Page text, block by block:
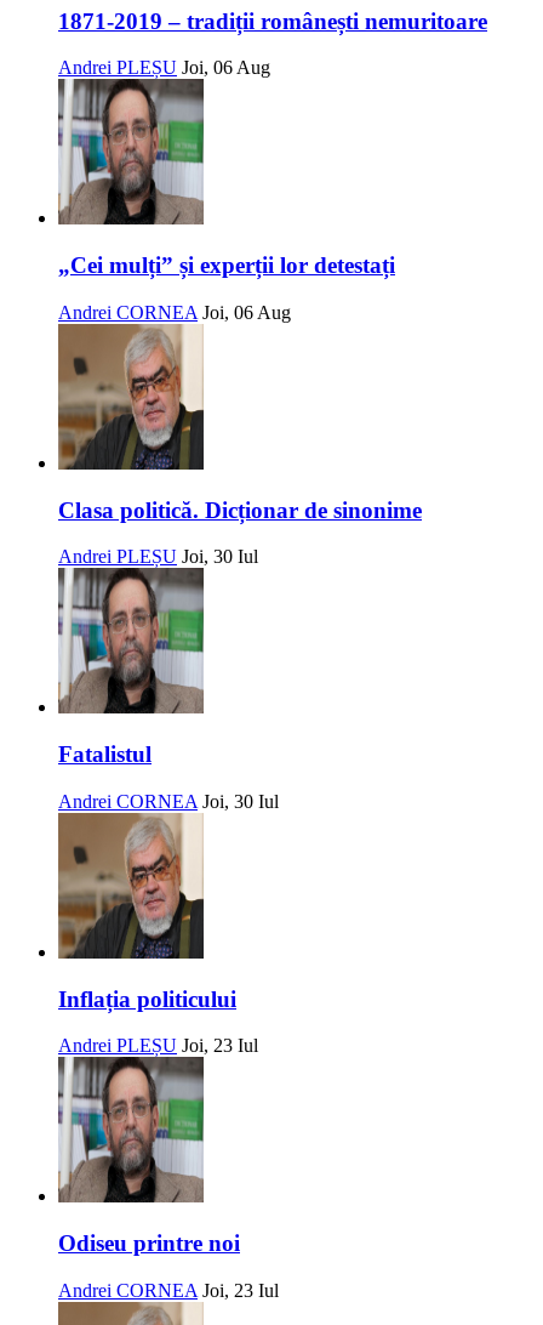
1871-2019 – tradiții românești nemuritoare
Andrei PLEȘU Joi, 06 Aug
„Cei mulți” și experții lor detestați
Andrei CORNEA Joi, 06 Aug
Clasa politică. Dicționar de sinonime
Andrei PLEȘU Joi, 30 Iul
Fatalistul
Andrei CORNEA Joi, 30 Iul
Inflația politicului
Andrei PLEȘU Joi, 23 Iul
Odiseu printre noi
Andrei CORNEA Joi, 23 Iul